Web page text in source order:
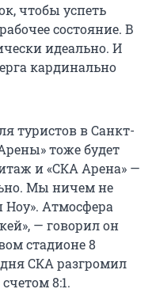
чтобы успеть
состояние. В
идеально. И
кардинально
туристов в Санкт-
тоже будет
и «СКА Арена» —
Мы ничем не
Атмосфера
— говорил он
стадионе 8
СКА разгромил
8:1.